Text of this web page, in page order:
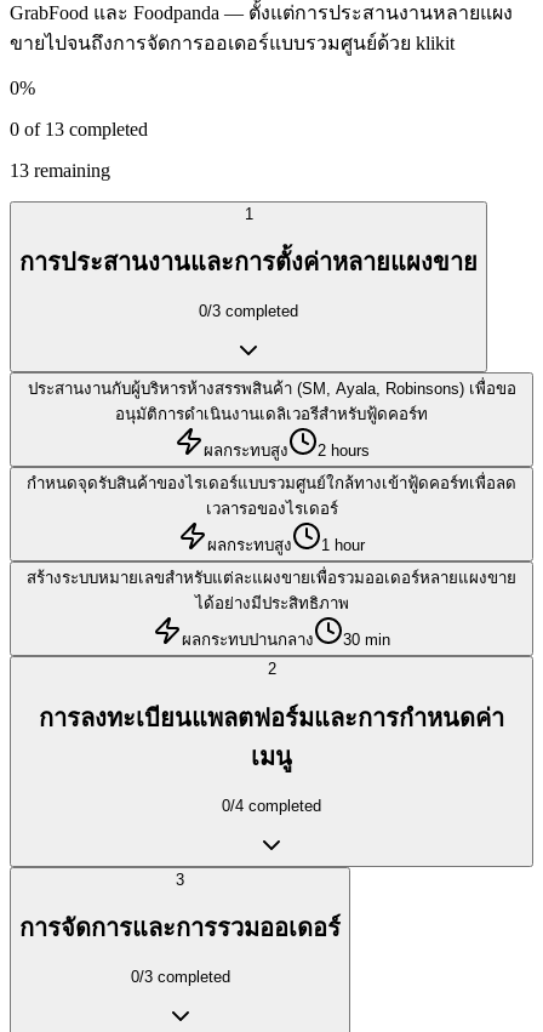
GrabFood และ Foodpanda — ตั้งแต่การประสานงานหลายแผง
ขายไปจนถึงการจัดการออเดอร์แบบรวมศูนย์ด้วย klikit
0%
0 of 13 completed
13 remaining
1
การประสานงานและการตั้งค่าหลายแผงขาย
0/3 completed
ประสานงานกับผู้บริหารห้างสรรพสินค้า (SM, Ayala, Robinsons) เพื่อขอ
อนุมัติการดำเนินงานเดลิเวอรีสำหรับฟู้ดคอร์ท
ผลกระทบสูง
2 hours
กำหนดจุดรับสินค้าของไรเดอร์แบบรวมศูนย์ใกล้ทางเข้าฟู้ดคอร์ทเพื่อลด
เวลารอของไรเดอร์
ผลกระทบสูง
1 hour
สร้างระบบหมายเลขสำหรับแต่ละแผงขายเพื่อรวมออเดอร์หลายแผงขาย
ได้อย่างมีประสิทธิภาพ
ผลกระทบปานกลาง
30 min
2
การลงทะเบียนแพลตฟอร์มและการกำหนดค่า
เมนู
0/4 completed
3
การจัดการและการรวมออเดอร์
0/3completed